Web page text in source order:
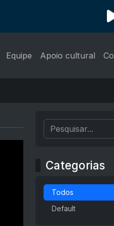
Equipe Apoio cultural
Categorias
Todos
Default